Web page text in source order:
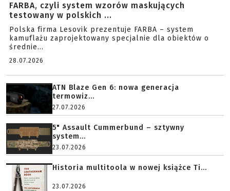
FARBA, czyli system wzorów maskujących
testowany w polskich ...
Polska firma Lesovik prezentuje FARBA – system
kamuflażu zaprojektowany specjalnie dla obiektów o
średnie...
28.07.2026
ATN Blaze Gen 6: nowa generacja
termowiz...
27.07.2026
5" Assault Cummerbund – sztywny
system...
23.07.2026
Historia multitoola w nowej książce Ti...
23.07.2026